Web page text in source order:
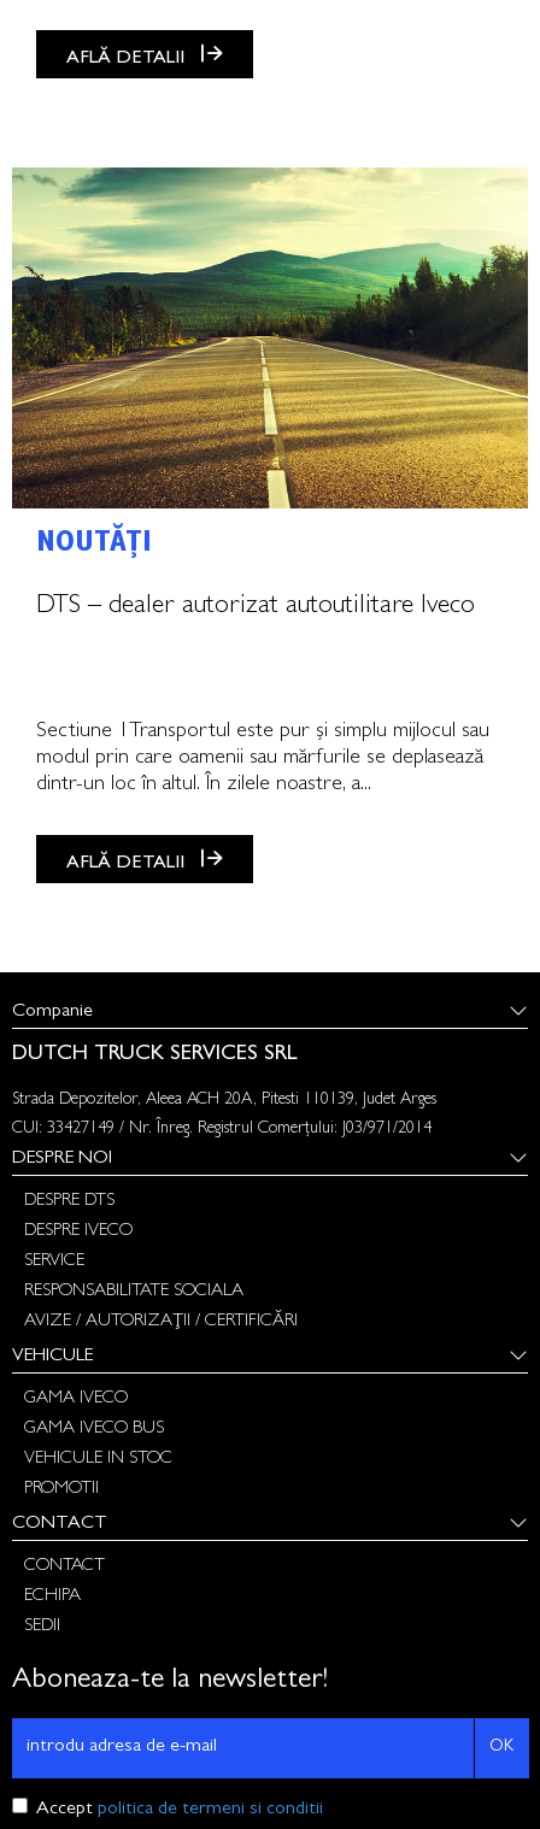
AFLĂ DETALII
NOUTĂȚI
DTS – dealer autorizat autoutilitare Iveco
Sectiune 1Transportul este pur și simplu mijlocul sau
modul prin care oamenii sau mărfurile se deplasează
dintr-un loc în altul. În zilele noastre, a...
AFLĂ DETALII
Companie
DUTCH TRUCK SERVICES SRL
Strada Depozitelor, Aleea ACH 20A, Pitesti 110139, Judet Arges
CUI: 33427149 / Nr. Înreg. Registrul Comerțului: J03/971/2014
DESPRE NOI
DESPRE DTS
DESPRE IVECO
SERVICE
RESPONSABILITATE SOCIALA
AVIZE / AUTORIZAȚII / CERTIFICĂRI
VEHICULE
GAMA IVECO
GAMA IVECO BUS
VEHICULE IN STOC
PROMOTII
CONTACT
CONTACT
ECHIPA
SEDII
Aboneaza-te la newsletter!
OK
Accept politica de termeni si conditii